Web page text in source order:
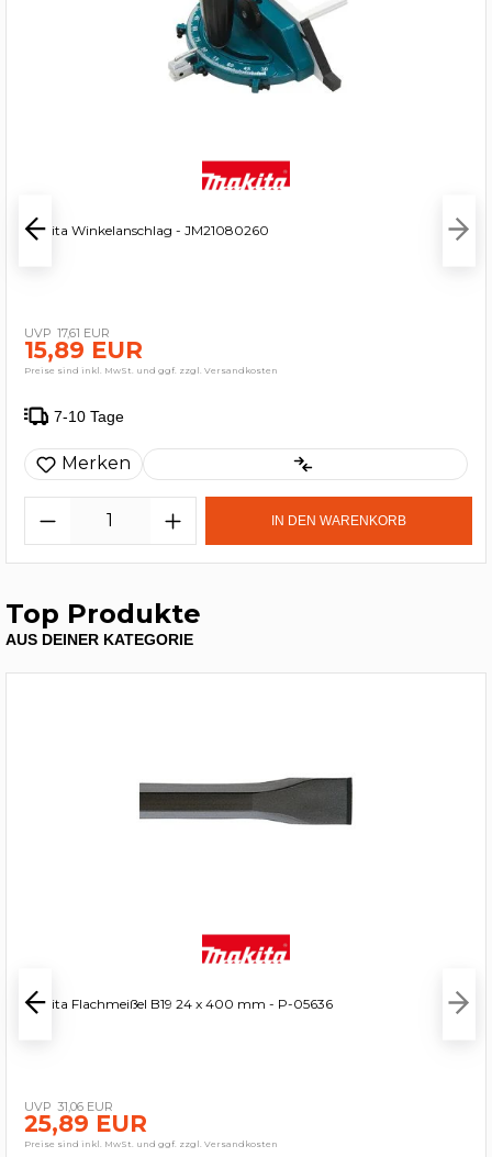
Makita Winkelanschlag - JM21080260
17,61 EUR
15,89 EUR
Preise sind inkl. MwSt. und ggf. zzgl. Versandkosten
7-10 Tage
Merken
IN DEN WARENKORB
Top Produkte
AUS DEINER KATEGORIE
Makita Flachmeißel B19 24 x 400 mm - P-05636
31,06 EUR
25,89 EUR
Preise sind inkl. MwSt. und ggf. zzgl. Versandkosten